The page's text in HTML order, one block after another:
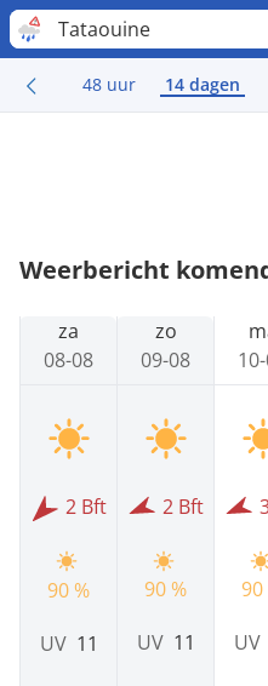
Tataouine
48 uur 14 dagen
Weerbericht
za
08-08
2 Bft
90 %
UV 11
zo
09-08
2 Bft
90 %
UV 11
90
UV